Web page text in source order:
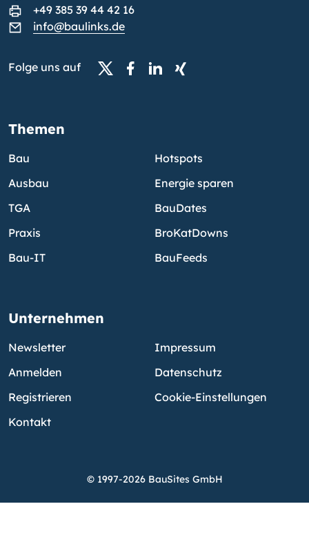
+49 385 39 44 42 16
info@baulinks.de
Folge uns auf
Themen
Bau
Ausbau
TGA
Praxis
Bau-IT
Hotspots
Energie sparen
BauDates
BroKatDowns
BauFeeds
Unternehmen
Newsletter
Anmelden
Registrieren
Kontakt
Impressum
Datenschutz
Cookie-Einstellungen
© 1997-2026 BauSites GmbH